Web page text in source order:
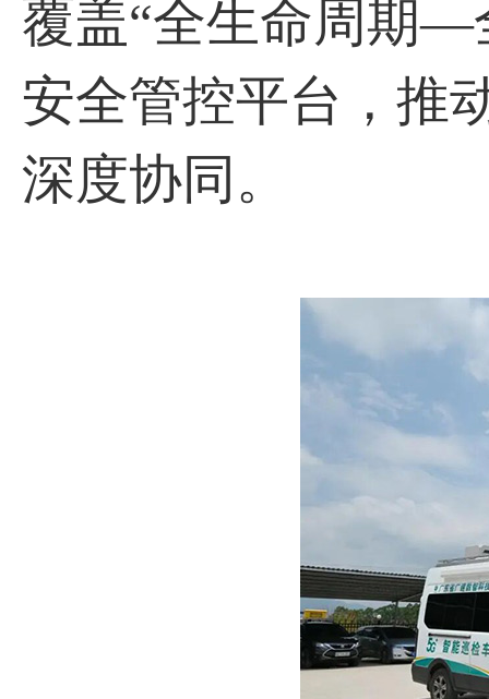
覆盖“全⽣命周期
安全管控平台，推
深度协同。